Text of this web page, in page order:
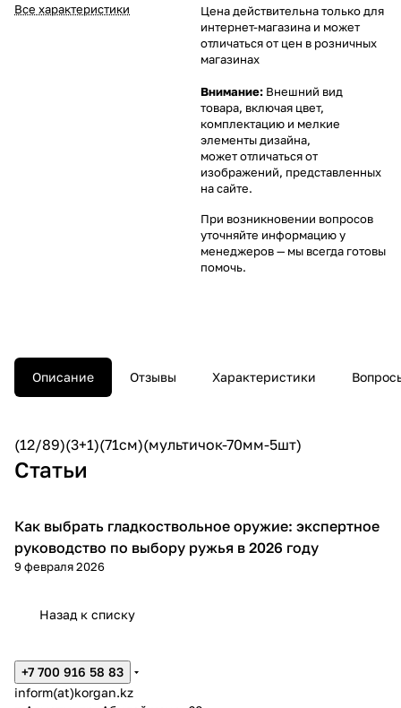
Все характеристики
Цена действительна только для
интернет-магазина и может
отличаться от цен в розничных
магазинах
Внимание: Внешний вид
товара, включая цвет,
комплектацию и мелкие
элементы дизайна,
может отличаться от
изображений, представленных
на сайте.
При возникновении вопросов
уточняйте информацию у
менеджеров— мы всегда готовы
помочь.
Описание Отзывы Характеристики
(12/89)(3+1)(71см)(мультичок-70мм-5шт)
Статьи
Советы покупателям
Как выбрать гладкоствольное оружие: экспертное
руководство по выбору ружья в 2026 году
9 февраля 2026
Назад к списку
+7 700 916 58 83
inform(at)korgan.kz